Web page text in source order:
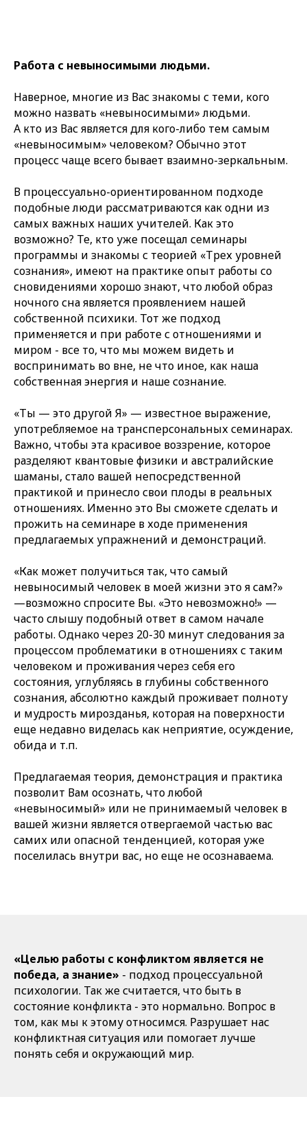
Работа с невыносимыми людьми.
Наверное, многие из Вас знакомы с теми, кого
можно назвать «невыносимыми» людьми.
А кто из Вас является для кого-либо тем самым
«невыносимым» человеком? Обычно этот
процесс чаще всего бывает взаимно-зеркальным.
В процессуально-ориентированном подходе
подобные люди рассматриваются как одни из
самых важных наших учителей. Как это
возможно? Те, кто уже посещал семинары
программы и знакомы с теорией «Трех уровней
сознания», имеют на практике опыт работы со
сновидениями хорошо знают, что любой образ
ночного сна является проявлением нашей
собственной психики. Тот же подход
применяется и при работе с отношениями и
миром - все то, что мы можем видеть и
воспринимать во вне, не что иное, как наша
собственная энергия и наше сознание.
«Ты — это другой Я» — известное выражение,
употребляемое на трансперсональных семинарах.
Важно, чтобы эта красивое воззрение, которое
разделяют квантовые физики и австралийские
шаманы, стало вашей непосредственной
практикой и принесло свои плоды в реальных
отношениях. Именно это Вы сможете сделать и
прожить на семинаре в ходе применения
предлагаемых упражнений и демонстраций.
«Как может получиться так, что самый
невыносимый человек в моей жизни это я сам?»
—возможно спросите Вы. «Это невозможно!» —
часто слышу подобный ответ в самом начале
работы. Однако через 20-30 минут следования за
процессом проблематики в отношениях с таким
человеком и проживания через себя его
состояния, углубляясь в глубины собственного
сознания, абсолютно каждый проживает полноту
и мудрость мирозданья, которая на поверхности
еще недавно виделась как неприятие, осуждение,
обида и т.п.
Предлагаемая теория, демонстрация и практика
позволит Вам осознать, что любой
«невыносимый» или не принимаемый человек в
вашей жизни является отвергаемой частью вас
самих или опасной тенденцией, которая уже
поселилась внутри вас, но еще не осознаваема.
«Целью работы с конфликтом является не
победа, а знание» - подход процессуальной
психологии. Так же считается, что быть в
состояние конфликта - это нормально. Вопрос в
том, как мы к этому относимся. Разрушает нас
конфликтная ситуация или помогает лучше
понять себя и окружающий мир.